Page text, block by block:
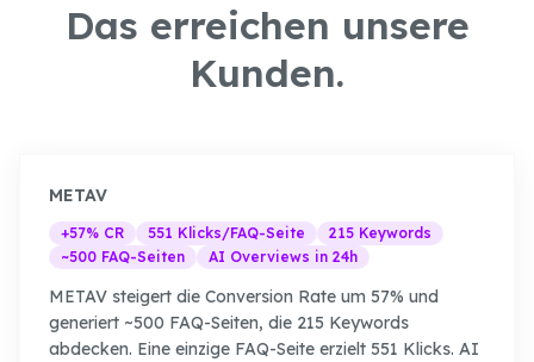
Das erreichen unsere
Kunden.
METAV
+57% CR 551 Klicks/FAQ-Seite
215 Keywords
~500 FAQ-Seiten
AI Overviews in 24h
METAV steigert die Conversion Rate um 57% und
generiert ~500 FAQ-Seiten, die 215 Keywords
abdecken. Eine einzige FAQ-Seite erzielt 551 Klicks. AI